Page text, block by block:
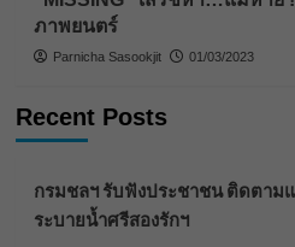
ภาพยนตร์
Parnicha Sasookjit 01/03/2023
Recent Posts
กรมชลฯ รับฟังประชาชน ติดตาม
ระบายน้ำศรีสองรักฯ